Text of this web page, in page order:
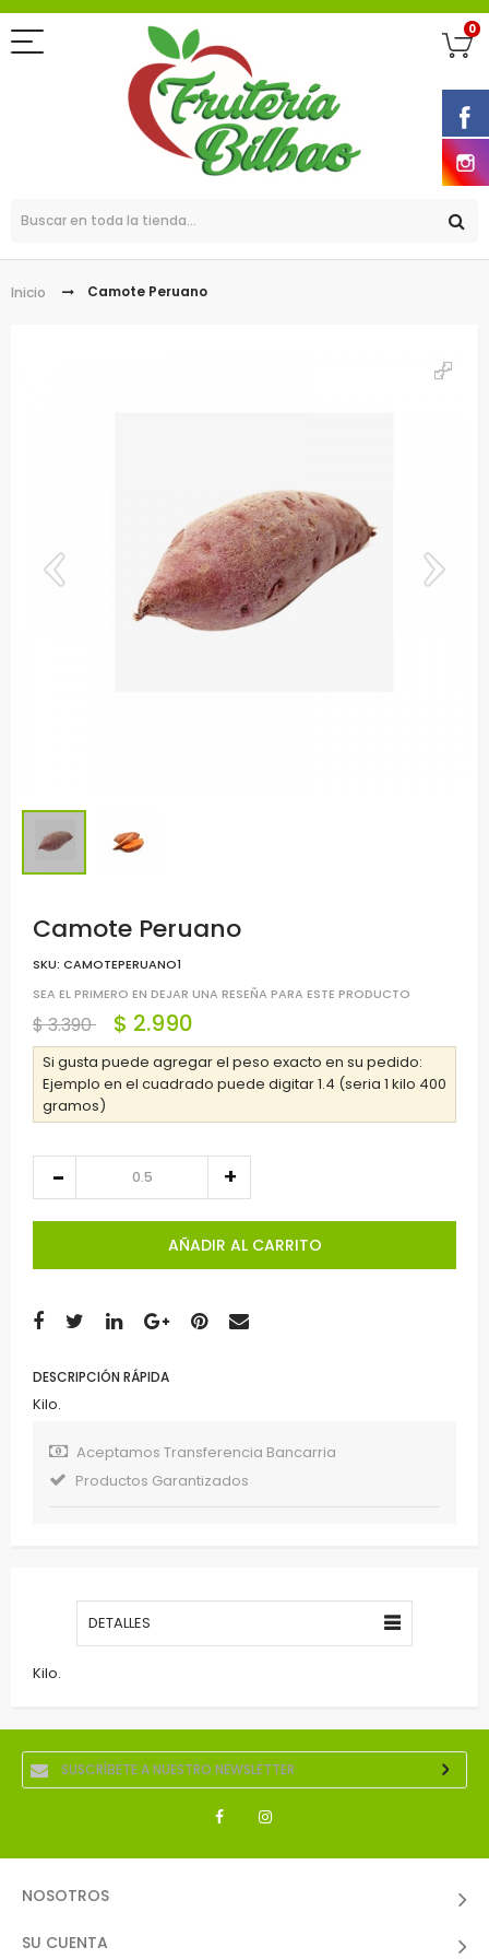
0
Inicio Camote Peruano
Camote Peruano
SKU: CAMOTEPERUANO1
SEA EL PRIMERO EN DEJAR UNA RESEÑA PARA ESTE PRODUCTO
$ 3.390 $ 2.990
Si gusta puede agregar el peso exacto en su pedido:
Ejemplo en el cuadrado puede digitar 1.4 (seria 1 kilo 400
gramos)
AÑADIR AL CARRITO
DESCRIPCIÓN RÁPIDA
Kilo.
Aceptamos Transferencia Bancarria
Productos Garantizados
DETALLES
Kilo.
NOSOTROS
SU CUENTA